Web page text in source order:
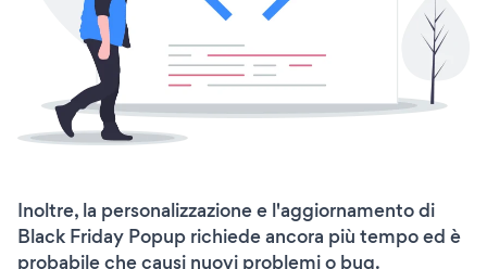
Inoltre, la personalizzazione e l'aggiornamento di
Black Friday Popup richiede ancora più tempo ed è
probabile che causi nuovi problemi o bug.